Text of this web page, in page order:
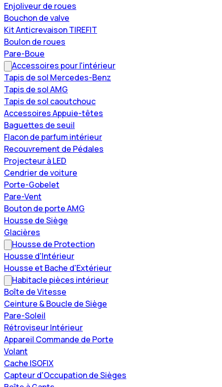
Enjoliveur de roues
Bouchon de valve
Kit Anticrevaison TIREFIT
Boulon de roues
Pare-Boue
Accessoires pour l'intérieur
Tapis de sol Mercedes-Benz
Tapis de sol AMG
Tapis de sol caoutchouc
Accessoires Appuie-têtes
Baguettes de seuil
Flacon de parfum intérieur
Recouvrement de Pédales
Projecteur à LED
Cendrier de voiture
Porte-Gobelet
Pare-Vent
Bouton de porte AMG
Housse de Siège
Glacières
Housse de Protection
Housse d'Intérieur
Housse et Bache d'Extérieur
Habitacle pièces intérieur
Boîte de Vitesse
Ceinture & Boucle de Siège
Pare-Soleil
Rétroviseur Intérieur
Appareil Commande de Porte
Volant
Cache ISOFIX
Capteur d'Occupation de Sièges